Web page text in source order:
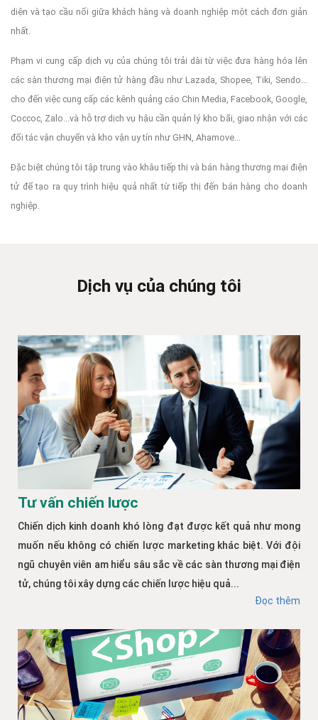
diện và tạo cầu nối giữa khách hàng và doanh nghiệp một cách đơn giản
nhất.
Phạm vi cung cấp dịch vụ của chúng tôi trải dài từ việc đưa hàng hóa lên
các sàn thương mại điện tử hàng đầu như Lazada, Shopee, Tiki, Sendo...
cho đến việc cung cấp các kênh quảng cáo Chin Media, Facebook, Google,
Coccoc, Zalo...và hỗ trợ dịch vụ hậu cần quản lý kho bãi, giao nhận với các
đối tác vận chuyển và kho vận uy tín như GHN, Ahamove...
Đặc biệt chúng tôi tập trung vào khâu tiếp thị và bán hàng thương mại điện
tử để tạo ra quy trình hiệu quả nhất từ tiếp thị đến bán hàng cho doanh
nghiệp.
Dịch vụ của chúng tôi
Tư vấn chiến lược
Chiến dịch kinh doanh khó lòng đạt được kết quả như mong
muốn nếu không có chiến lược marketing khác biệt. Với đội
ngũ chuyên viên am hiểu sâu sắc về các sàn thương mại điện
tử, chúng tôi xây dựng các chiến lược hiệu quả...
Đọc thêm